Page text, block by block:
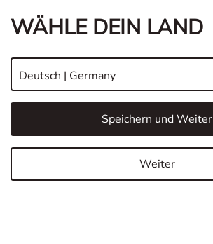
WÄHLE DEIN LAND
Weiter
Speichern und Weiter